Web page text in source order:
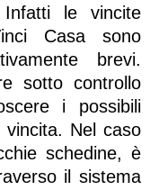
Infatti le vincite
Casa sono
brevi.
sotto controllo
i possibili
Nel caso
schedine, è
il sistema